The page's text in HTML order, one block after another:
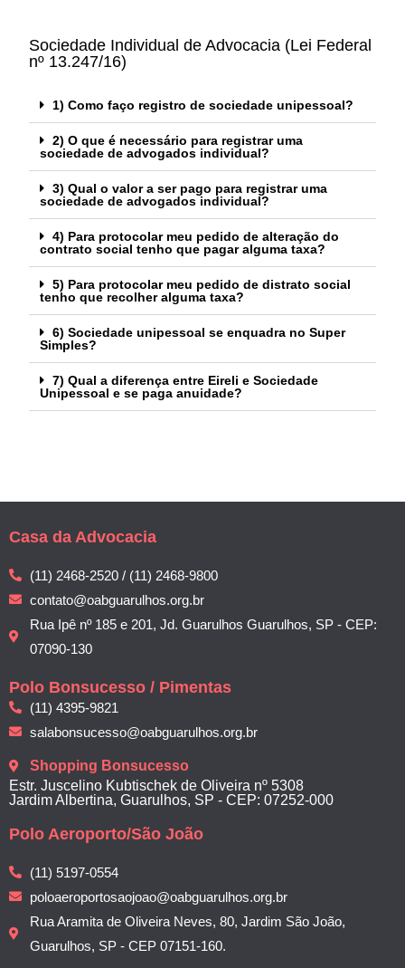
Sociedade Individual de Advocacia (Lei Federal
nº 13.247/16)
1) Como faço registro de sociedade unipessoal?
2) O que é necessário para registrar uma
sociedade de advogados individual?
3) Qual o valor a ser pago para registrar uma
sociedade de advogados individual?
4) Para protocolar meu pedido de alteração do
contrato social tenho que pagar alguma taxa?
5) Para protocolar meu pedido de distrato social
tenho que recolher alguma taxa?
6) Sociedade unipessoal se enquadra no Super
Simples?
7) Qual a diferença entre Eireli e Sociedade
Unipessoal e se paga anuidade?
Casa da Advocacia
(11) 2468-2520 / (11) 2468-9800
contato@oabguarulhos.org.br
Rua Ipê nº 185 e 201, Jd. Guarulhos Guarulhos, SP - CEP:
07090-130
Polo Bonsucesso / Pimentas
(11) 4395-9821
salabonsucesso@oabguarulhos.org.br
Shopping Bonsucesso
Estr. Juscelino Kubtischek de Oliveira nº 5308
Jardim Albertina, Guarulhos, SP - CEP: 07252-000
Polo Aeroporto/São João
(11) 5197-0554
poloaeroportosaojoao@oabguarulhos.org.br
Rua Aramita de Oliveira Neves, 80, Jardim São João,
Guarulhos, SP - CEP 07151-160.